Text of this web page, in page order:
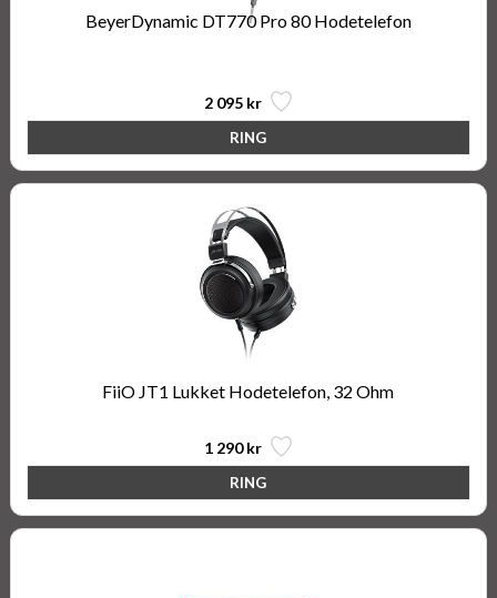
BeyerDynamic DT770 Pro 80 Hodetelefon
2 095 kr
FiiO JT1 Lukket Hodetelefon, 32 Ohm
1 290 kr